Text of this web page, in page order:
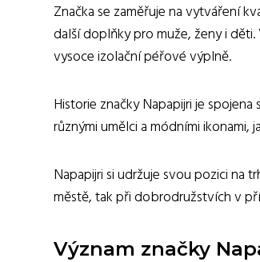
Značka se zaměřuje na vytváření
další doplňky pro muže, ženy i
vysoce izolační péřové výplně.
Historie značky Napapijri je
různými umělci a módními
Napapijri si udržuje svou pozici na
městě, tak při dobrodružstvích v
Význam značky